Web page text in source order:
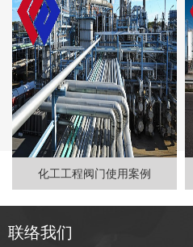
化工工程阀门使用案例
联络我们